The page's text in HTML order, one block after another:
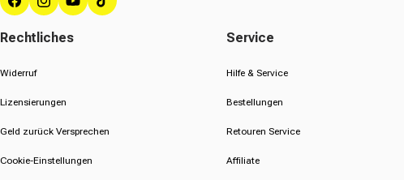
FacebookInstagram
YouTubeTikTok
Rechtliches
Widerruf
Lizensierungen
Geld zurück Versprechen
Cookie-Einstellungen
Service
Hilfe & Service
Bestellungen
Retouren Service
Affiliate